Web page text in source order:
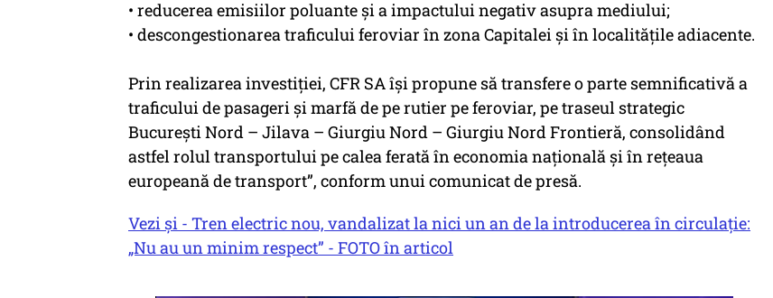
• reducerea emisiilor poluante și a impactului negativ asupra mediului;
• descongestionarea traficului feroviar în zona Capitalei și în localitățile adiacente.
Prin realizarea investiției, CFR SA își propune să transfere o parte semnificativă a
traficului de pasageri și marfă de pe rutier pe feroviar, pe traseul strategic
București Nord – Jilava – Giurgiu Nord – Giurgiu Nord Frontieră, consolidând
astfel rolul transportului pe calea ferată în economia națională și în rețeaua
europeană de transport”, conform unui comunicat de presă.
Vezi și - Tren electric nou, vandalizat la nici un an de la introducerea în circulație:
„Nu au un minim respect” - FOTO în articol